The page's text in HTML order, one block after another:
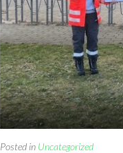
Posted in Uncategorized